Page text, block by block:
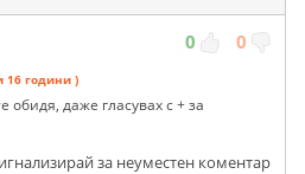
0 0
16 години )
обидя, даже гласувах с + за
за неуместен коментар